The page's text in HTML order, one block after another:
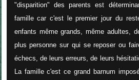
"disparition" des parents est
famille car c'est le premier jour du
enfants même grands, même adultes,
plus personne sur qui se reposer ou
échecs, de leurs erreurs, de leurs
La famille c'est ce grand barnum